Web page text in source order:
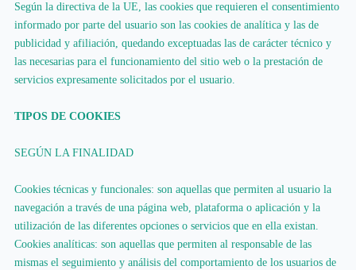
Según la directiva de la UE, las cookies que requieren el consentimiento
informado por parte del usuario son las cookies de analítica y las de
publicidad y afiliación, quedando exceptuadas las de carácter técnico y
las necesarias para el funcionamiento del sitio web o la prestación de
servicios expresamente solicitados por el usuario.
TIPOS DE COOKIES
SEGÚN LA FINALIDAD
Cookies técnicas y funcionales: son aquellas que permiten al usuario la
navegación a través de una página web, plataforma o aplicación y la
utilización de las diferentes opciones o servicios que en ella existan.
Cookies analíticas: son aquellas que permiten al responsable de las
mismas el seguimiento y análisis del comportamiento de los usuarios de